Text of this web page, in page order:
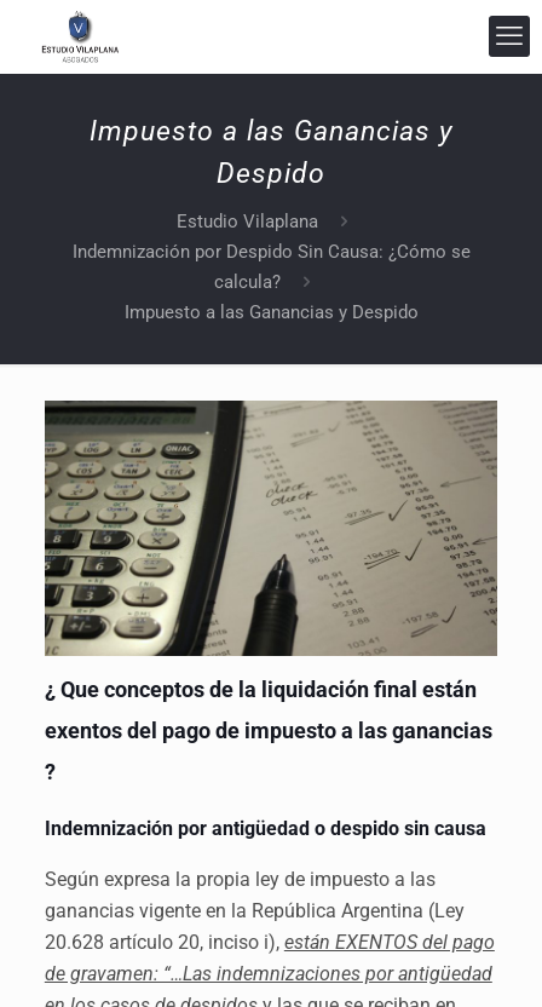
Impuesto a las Ganancias y
Despido
Estudio Vilaplana
Indemnización por Despido Sin Causa: ¿Cómo se
calcula?
Impuesto a las Ganancias y Despido
¿ Que conceptos de la liquidación final están
exentos del pago de impuesto a las ganancias
?
Indemnización por antigüedad o despido sin causa
Según expresa la propia ley de impuesto a las
ganancias vigente en la República Argentina (Ley
20.628 artículo 20, inciso i), están EXENTOS del pago
de gravamen: “…Las indemnizaciones por antigüedad